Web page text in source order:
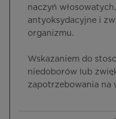
naczyń
antyoksydacyjne i
organizmu.
Wskazaniem do
niedoborów lub
zapotrzebowania na